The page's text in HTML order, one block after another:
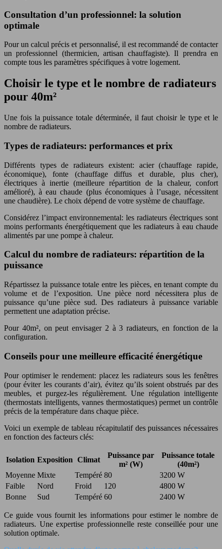
Consultation d’un professionnel: la solution
optimale
Pour un calcul précis et personnalisé, il est recommandé de contacter
un professionnel (thermicien, artisan chauffagiste). Il prendra en
compte tous les paramètres spécifiques à votre logement.
Choisir le type et le nombre de radiateurs
pour 40m²
Une fois la puissance totale déterminée, il faut choisir le type et le
nombre de radiateurs.
Types de radiateurs: performances et prix
Différents types de radiateurs existent: acier (chauffage rapide,
économique), fonte (chauffage diffus et durable, plus cher),
électriques à inertie (meilleure répartition de la chaleur, confort
amélioré), à eau chaude (plus économiques à l’usage, nécessitent
une chaudière). Le choix dépend de votre système de chauffage.
Considérez l’impact environnemental: les radiateurs électriques sont
moins performants énergétiquement que les radiateurs à eau chaude
alimentés par une pompe à chaleur.
Calcul du nombre de radiateurs: répartition de la
puissance
Répartissez la puissance totale entre les pièces, en tenant compte du
volume et de l’exposition. Une pièce nord nécessitera plus de
puissance qu’une pièce sud. Des radiateurs à puissance variable
permettent une adaptation précise.
Pour 40m², on peut envisager 2 à 3 radiateurs, en fonction de la
configuration.
Conseils pour une meilleure efficacité énergétique
Pour optimiser le rendement: placez les radiateurs sous les fenêtres
(pour éviter les courants d’air), évitez qu’ils soient obstrués par des
meubles, et purgez-les régulièrement. Une régulation intelligente
(thermostats intelligents, vannes thermostatiques) permet un contrôle
précis de la température dans chaque pièce.
Voici un exemple de tableau récapitulatif des puissances nécessaires
en fonction des facteurs clés:
Isolation Exposition Climat
Puissance par
m² (W)
Puissance totale
(40m²)
Moyenne Mixte Tempéré 80
3200 W
Faible
Nord Froid 120
4800 W
Bonne
Sud Tempéré 60 2400 W
Ce guide vous fournit les informations pour estimer le nombre de
radiateurs. Une expertise professionnelle reste conseillée pour une
solution optimale.